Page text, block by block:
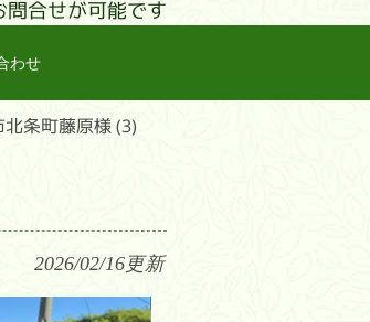
問合せが可能です
わせ
北条町藤原様 (3)
2026/02/16更新